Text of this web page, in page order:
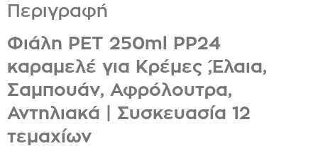
Περιγραφή
Φιάλη PET 250ml PP24
καραμελέ για Κρέμες ,Έλαια,
Σαμπουάν, Αφρόλουτρα,
Αντηλιακά | Συσκευασία 12
τεμαχίων